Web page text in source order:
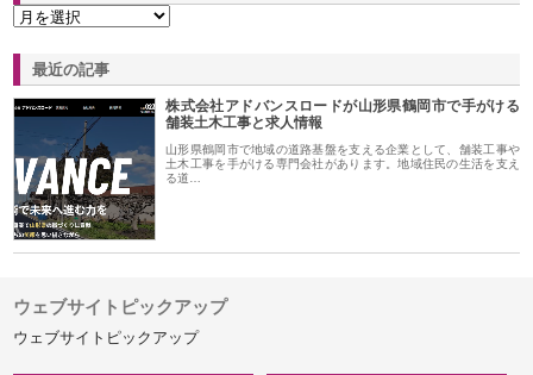
最近の記事
株式会社アドバンスロードが山形県鶴岡市で手がける
舗装土木工事と求人情報
山形県鶴岡市で地域の道路基盤を支える企業として、舗装工事や
土木工事を手がける専門会社があります。地域住民の生活を支え
る道…
ウェブサイトピックアップ
ウェブサイトピックアップ